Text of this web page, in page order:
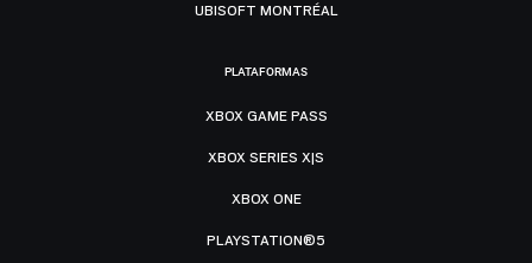
UBISOFT MONTRÉAL
PLATAFORMAS
XBOX GAME PASS
XBOX SERIES X|S
XBOX ONE
PLAYSTATION®5